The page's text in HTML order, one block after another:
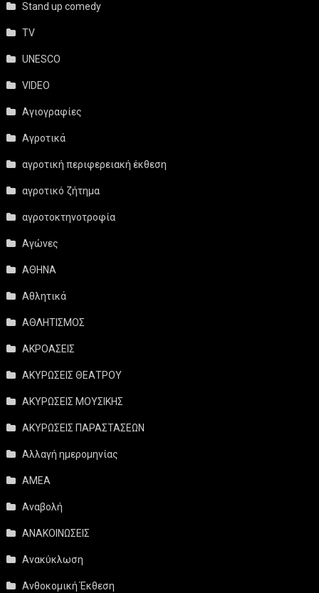
Stand up comedy
TV
UNESCO
VIDEO
Αγιογραφίες
Αγροτικά
αγροτική περιφερειακή έκθεση
αγροτικό ζήτημα
αγροτοκτηνοτροφία
Αγώνες
ΑΘΗΝΑ
Αθλητικά
ΑΘΛΗΤΙΣΜΟΣ
ΑΚΡΟΑΣΕΙΣ
ΑΚΥΡΩΣΕΙΣ ΘΕΑΤΡΟΥ
ΑΚΥΡΩΣΕΙΣ ΜΟΥΣΙΚΗΣ
ΑΚΥΡΩΣΕΙΣ ΠΑΡΑΣΤΑΣΕΩΝ
Αλλαγή ημερομηνίας
ΑΜΕΑ
Αναβολή
ΑΝΑΚΟΙΝΩΣΕΙΣ
Ανακύκλωση
Ανθοκομική Έκθεση